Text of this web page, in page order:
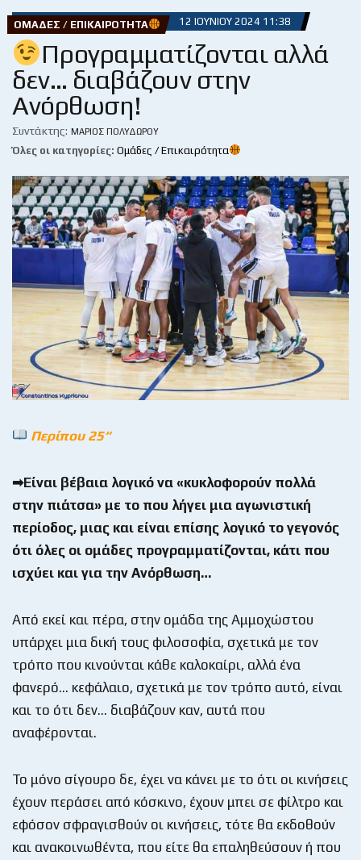
ΟΜΆΔΕΣ / ΕΠΙΚΑΙΡΌΤΗΤΑ 12 ΙΟΥΝΊΟΥ 2024 11:38
Προγραμματίζονται αλλά
δεν… διαβάζουν στην
Ανόρθωση!
Συντάκτης: ΜΆΡΙΟΣ ΠΟΛΥΔΏΡΟΥ
Όλες οι κατηγορίες: Ομάδες / Επικαιρότητα
Περίπου 25“
➡Είναι βέβαια λογικό να «κυκλοφορούν πολλά
στην πιάτσα» με το που λήγει μια αγωνιστική
περίοδος, μιας και είναι επίσης λογικό το γεγονός
ότι όλες οι ομάδες προγραμματίζονται, κάτι που
ισχύει και για την Ανόρθωση…
Από εκεί και πέρα, στην ομάδα της Αμμοχώστου
υπάρχει μια δική τους φιλοσοφία, σχετικά με τον
τρόπο που κινούνται κάθε καλοκαίρι, αλλά ένα
φανερό… κεφάλαιο, σχετικά με τον τρόπο αυτό, είναι
και το ότι δεν… διαβάζουν καν, αυτά που
αναφέρονται.
Το μόνο σίγουρο δε, έχει να κάνει με το ότι οι κινήσεις
έχουν περάσει από κόσκινο, έχουν μπει σε φίλτρο και
εφόσον σφραγισθούν οι κινήσεις, τότε θα εκδοθούν
και ανακοινωθέντα, που είτε θα επαληθεύσουν ή που